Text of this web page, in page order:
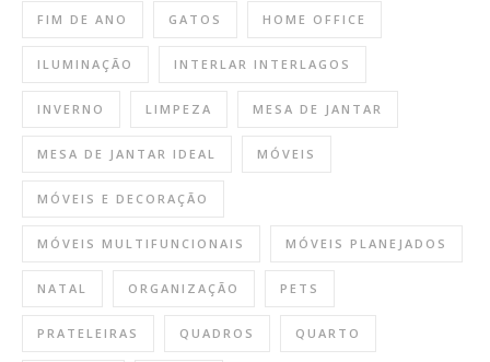
FIM DE ANO GATOS HOME OFFICE
ILUMINAÇÃO INTERLAR INTERLAGOS
INVERNO LIMPEZA MESA DE JANTAR
MESA DE JANTAR IDEAL MÓVEIS
MÓVEIS E DECORAÇÃO
MÓVEIS MULTIFUNCIONAIS MÓVEIS PLANEJADOS
NATAL ORGANIZAÇÃO PETS
PRATELEIRAS QUADROS QUARTO